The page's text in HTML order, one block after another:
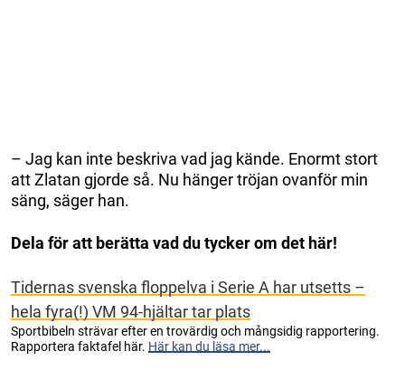
– Jag kan inte beskriva vad jag kände. Enormt stort
att Zlatan gjorde så. Nu hänger tröjan ovanför min
säng, säger han.
Dela för att berätta vad du tycker om det här!
Tidernas svenska floppelva i Serie A har utsetts –
hela fyra(!) VM 94-hjältar tar plats
Sportbibeln strävar efter en trovärdig och mångsidig rapportering.
Rapportera faktafel här. Här kan du läsa mer...